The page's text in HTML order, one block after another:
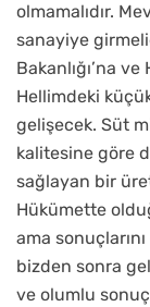
olmamalıdır.
sanayiye
Bakanlığı’na
Hellimdeki
gelişecek. Süt
kalitesine göre
sağlayan bir
Hükümette
ama
bizden sonra
ve olumlu